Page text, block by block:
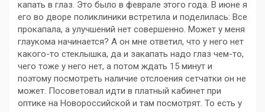
капать в глаз. Это было в феврале этого года. В июне я
его во дворе поликлиники встретила и поделилась: Все
прокапала, а улучшений нет совершенно. Может у меня
глаукома начинается? А он мне ответил, что у него нет
какого-то стеклышка, да и закапать надо глаз чем-то,
чего тоже у него нет, а потом ждать 15 минут и
поэтому посмотреть наличие отслоения сетчатки он не
может. Посоветовал идти в платный кабинет при
оптике на Новороссийской и там посмотрят. То есть у